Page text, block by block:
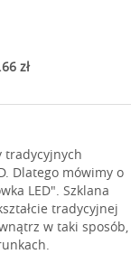
zł
tradycyjnych
Dlatego mówimy o
LED". Szklana
tradycyjnej
w taki sposób,